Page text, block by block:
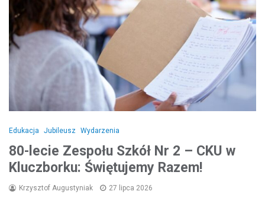
Edukacja Jubileusz Wydarzenia
80-lecie Zespołu Szkół Nr 2 – CKU w
Kluczborku: Świętujemy Razem!
Krzysztof Augustyniak 27 lipca 2026